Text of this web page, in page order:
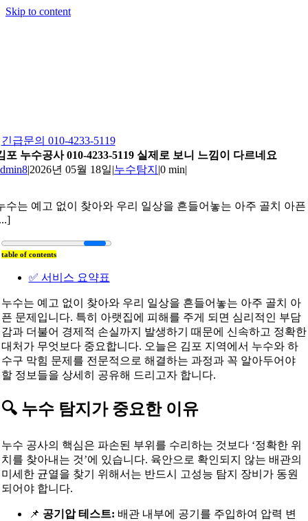
Skip to content
긴급문의 010-4233-5119
포 누수공사 010-4233-5119 실제로 보니 느낌이 다르네요
|2026년 05월 18일|누수탐지 |0 min|
수는 예고 없이 찾아와 우리 일상을 흔들어놓는 아주 골치 아픈
table of contents
✅ 서비스 요약표
누수는 예고 없이 찾아와 우리 일상을 흔들어놓는 아주 골치 아
픈 문제입니다. 특히 아랫집에 피해를 주게 되면 심리적인 부담
감과 더불어 경제적 손실까지 발생하기 때문에 신속하고 정확한
대처가 무엇보다 중요합니다. 오늘은 김포 지역에서 누수와 하
수구 막힘 문제를 전문적으로 해결하는 과정과 꼭 알아두어야
할 정보들을 상세히 공유해 드리고자 합니다.
🔍 누수 탐지가 중요한 이유
누수 공사의 핵심은 파손된 부위를 수리하는 것보다 ‘정확한 위
치를 찾아내는 것’에 있습니다. 육안으로 확인되지 않는 배관의
미세한 균열을 찾기 위해서는 반드시 고성능 탐지 장비가 동원
되어야 합니다.
📌 공기압 테스트: 배관 내부에 공기를 주입하여 압력 변